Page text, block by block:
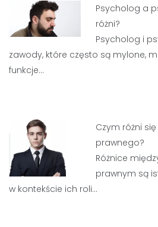
Psycholog a
różni?
Psycholog i
zawody, które często są mylone,
funkcje…
Czym różni
prawnego?
Różnice
prawnym są
w kontekście ich roli…